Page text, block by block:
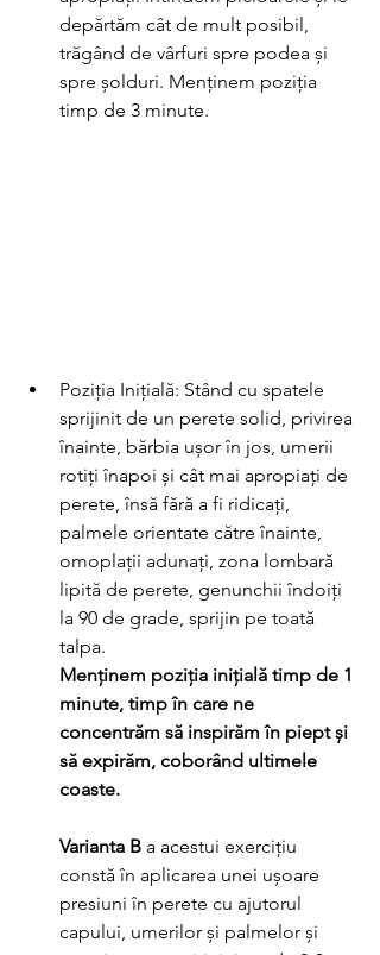
depărtăm cât de mult posibil,
trăgând de vârfuri spre podea și
spre șolduri. Menținem poziția
timp de 3 minute.
Poziția Inițială: Stând cu spatele
sprijinit de un perete solid, privirea
înainte, bărbia ușor în jos, umerii
rotiți înapoi și cât mai apropiați de
perete, însă fără a fi ridicați,
palmele orientate către înainte,
omoplații adunați, zona lombară
lipită de perete, genunchii îndoiți
la 90 de grade, sprijin pe toată
talpa.
Menținem poziția inițială timp de 1
minute, timp în care ne
concentrăm să inspirăm în piept și
să expirăm, coborând ultimele
coaste.
Varianta B a acestui exercițiu
constă în aplicarea unei ușoare
presiuni în perete cu ajutorul
capului, umerilor și palmelor și